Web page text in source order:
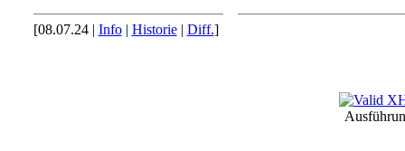
[08.07.24 | Info| Historie| Diff.]